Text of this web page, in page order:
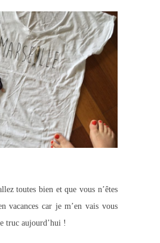
toutes bien et que vous n’êtes
vacances car je m’en vais vous
truc aujourd’hui !